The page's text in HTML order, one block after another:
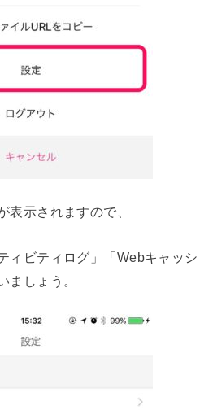
表示されますので、
ィビティログ」「Webキャッシ
ましょう。